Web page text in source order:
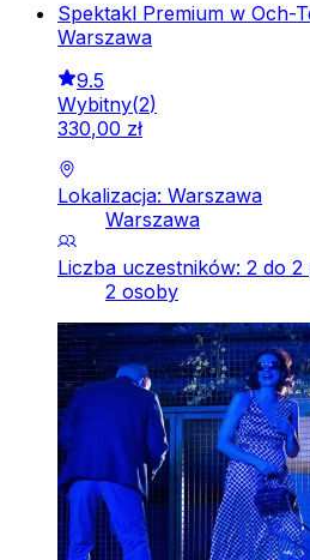
Spektakl Premium w Och-
Warszawa
9.5
Wybitny(2)
330,00 zł
Lokalizacja: Warszawa
Warszawa
Liczba uczestników: 2 do 2
2 osoby